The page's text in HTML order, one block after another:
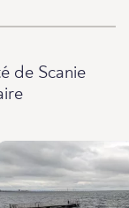
de Scanie